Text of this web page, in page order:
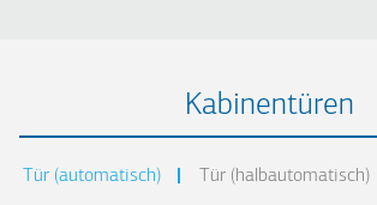
Kabinentüren
Tür (automatisch) Tür (halbautomatisch)